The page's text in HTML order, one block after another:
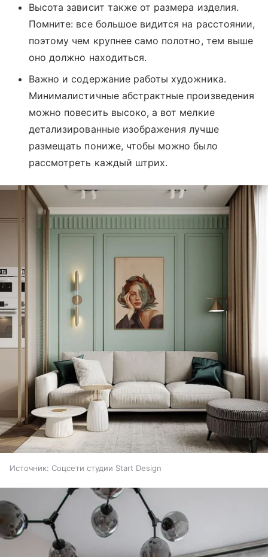
Высота зависит также от размера изделия.
Помните: все большое видится на расстоянии,
поэтому чем крупнее само полотно, тем выше
оно должно находиться.
Важно и содержание работы художника.
Минималистичные абстрактные произведения
можно повесить высоко, а вот мелкие
детализированные изображения лучше
размещать пониже, чтобы можно было
рассмотреть каждый штрих.
Источник: Соцсети студии Start Design